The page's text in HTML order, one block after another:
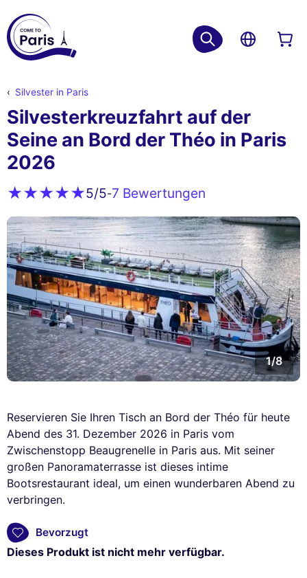
Silvester in Paris
Silvesterkreuzfahrt auf der
Seine an Bord der Théo in Paris
2026
5/5-7 Bewertungen
1/8
Reservieren Sie Ihren Tisch an Bord der Théo für heute
Abend des 31. Dezember 2026 in Paris vom
Zwischenstopp Beaugrenelle in Paris aus. Mit seiner
großen Panoramaterrasse ist dieses intime
Bootsrestaurant ideal, um einen wunderbaren Abend zu
verbringen.
Bevorzugt
Dieses Produkt ist nicht mehr verfügbar.